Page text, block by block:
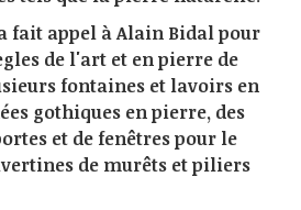
fait appel à Alain Bidal pour
de l'art et en pierre de
fontaines et lavoirs en
gothiques en pierre, des
et de fenêtres pour le
de murêts et piliers